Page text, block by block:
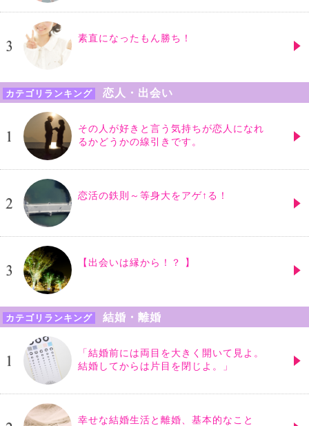
素直になったもん勝ち！
カテゴリランキング 恋人・出会い
その人が好きと言う気持ちが恋人になれ
るかどうかの線引きです。
恋活の鉄則～等身大をアゲ↑る！
【出会いは縁から！？ 】
カテゴリランキング 結婚・離婚
「結婚前には両目を大きく開いて見よ。
結婚してからは片目を閉じよ。」
幸せな結婚生活と離婚、基本的なこと